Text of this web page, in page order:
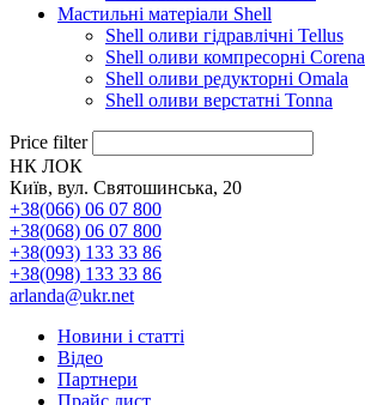
Мастильні матеріали Shell
Shell оливи гідравлічні Tellus
Shell оливи компресорні Corena
Shell оливи редукторні Omala
Shell оливи верстатні Tonna
Price filter
НК ЛОК
Київ, вул. Святошинська, 20
+38(066) 06 07 800
+38(068) 06 07 800
+38(093) 133 33 86
+38(098) 133 33 86
arlanda@ukr.net
Новини і статті
Відео
Партнери